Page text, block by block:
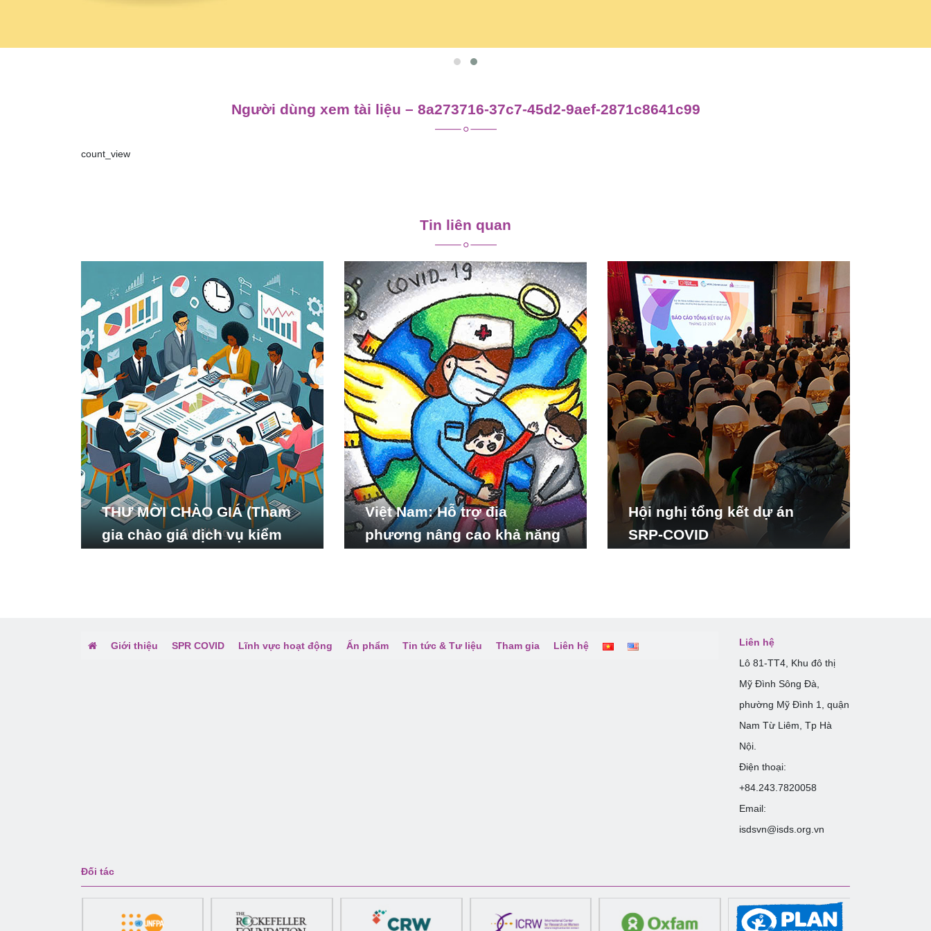
Người dùng xem tài liệu – 8a273716-37c7-45d2-9aef-2871c8641c99
count_view
viết
Tin liên quan
THƯ MỜI CHÀO GIÁ (Tham
gia chào giá dịch vụ kiểm
Việt Nam: Hỗ trợ địa
phương nâng cao khả năng
Hội nghị tổng kết dự án
SRP-COVID
Giới thiệu SPR COVID Lĩnh vực hoạt động Ấn phẩm Tin tức & Tư liệu Tham gia Liên hệ
Liên hệ
Lô 81-TT4, Khu đô thị
Mỹ Đình Sông Đà,
phường Mỹ Đình 1, quận
Nam Từ Liêm, Tp Hà
Nội.
Điện thoại:
+84.243.7820058
Email:
isdsvn@isds.org.vn
Đối tác